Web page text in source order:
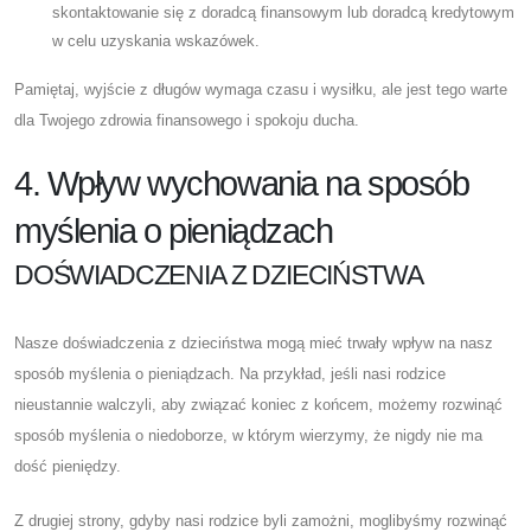
skontaktowanie się z doradcą finansowym lub doradcą kredytowym
w celu uzyskania wskazówek.
Pamiętaj, wyjście z długów wymaga czasu i wysiłku, ale jest tego warte
dla Twojego zdrowia finansowego i spokoju ducha.
4. Wpływ wychowania na sposób
myślenia o pieniądzach
DOŚWIADCZENIA Z DZIECIŃSTWA
Nasze doświadczenia z dzieciństwa mogą mieć trwały wpływ na nasz
sposób myślenia o pieniądzach. Na przykład, jeśli nasi rodzice
nieustannie walczyli, aby związać koniec z końcem, możemy rozwinąć
sposób myślenia o niedoborze, w którym wierzymy, że nigdy nie ma
dość pieniędzy.
Z drugiej strony, gdyby nasi rodzice byli zamożni, moglibyśmy rozwinąć